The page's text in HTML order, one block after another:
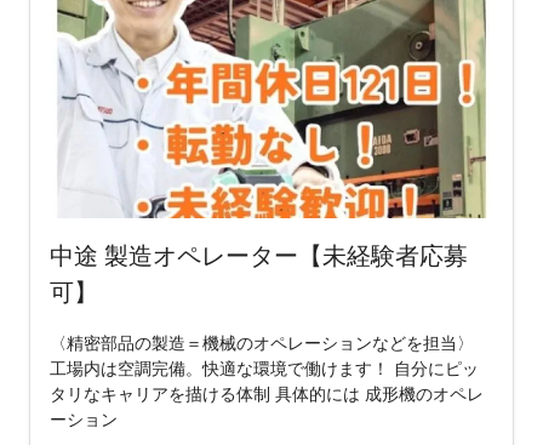
中途 製造オペレーター【未経験者応募
可】
〈精密部品の製造＝機械のオペレーションなどを担当〉
工場内は空調完備。快適な環境で働けます！ 自分にピッ
タリなキャリアを描ける体制 具体的には 成形機のオペレ
ーション